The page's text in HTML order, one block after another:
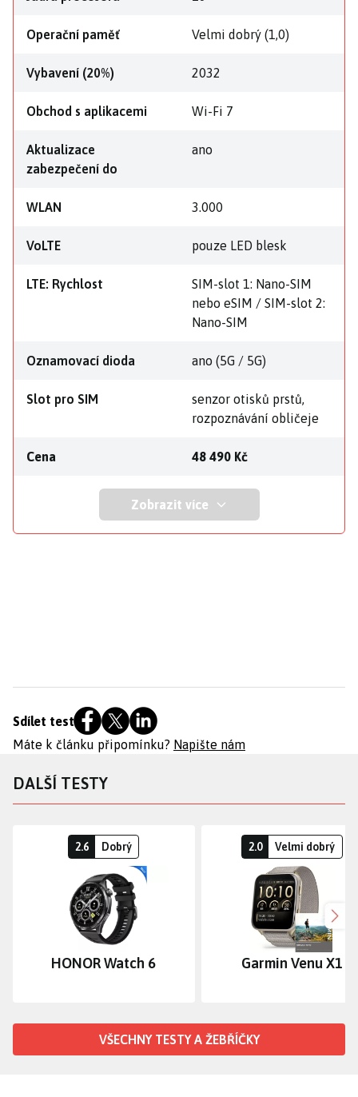
Operační paměť Velmi dobrý (1,0)
Vybavení (20%) 2032
Obchod s aplikacemi Wi-Fi 7
Aktualizace
zabezpečení do
ano
WLAN 3.000
VoLTE pouze LED blesk
LTE: Rychlost
SIM-slot 1: Nano-SIM
nebo eSIM / SIM-slot 2:
Nano-SIM
Oznamovací dioda ano (5G / 5G)
Slot pro SIM
senzor otisků prstů,
rozpoznávání obličeje
Cena 48 490 Kč
Zobrazit více
Sdílet test
Máte k článku připomínku? Napište nám
DALŠÍ TESTY
2.6 Dobrý
HONOR Watch 6
2.0 Velmi dobrý
Garmin Venu X1
VŠECHNY TESTY A ŽEBŘÍČKY